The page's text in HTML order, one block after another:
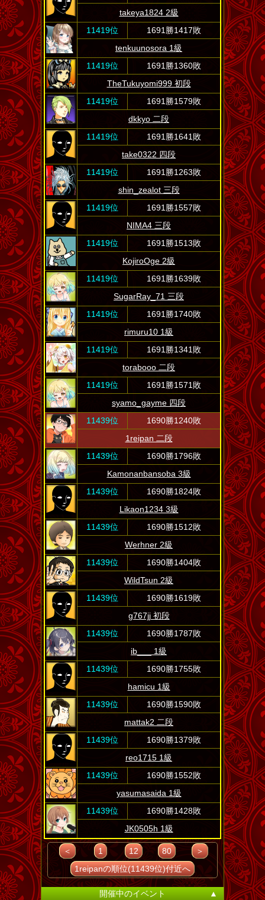
takeya1824 2級
11419位
1691勝1417敗
tenkuunosora 1級
11419位
1691勝1360敗
TheTukuyomi999 初段
11419位
1691勝1579敗
dkkyo 二段
11419位
1691勝1641敗
take0322 四段
11419位
1691勝1263敗
shin_zealot 三段
11419位
1691勝1557敗
NIMA4 三段
11419位
1691勝1513敗
KojiroOge 2級
11419位
1691勝1639敗
SugarRay_71 三段
11419位
1691勝1740敗
rimuru10 1級
11419位
1691勝1341敗
torabooo 二段
11419位
1691勝1571敗
syamo_gayme 四段
11439位
1690勝1240敗
1reipan 二段
11439位
1690勝1796敗
Kamonanbansoba 3級
11439位
1690勝1824敗
Likaon1234 3級
11439位
1690勝1512敗
Werhner 2級
11439位
1690勝1404敗
WildTsun 2級
11439位
1690勝1619敗
g767jj 初段
11439位
1690勝1787敗
ib___ 1級
11439位
1690勝1755敗
hamicu 1級
11439位
1690勝1590敗
mattak2 二段
11439位
1690勝1379敗
reo1715 1級
11439位
1690勝1552敗
yasumasaida 1級
11439位
1690勝1428敗
JK0505h 1級
＜ 1 12 80
＞
1reipanの順位(11439位)付近へ
開催中のイベント ▲